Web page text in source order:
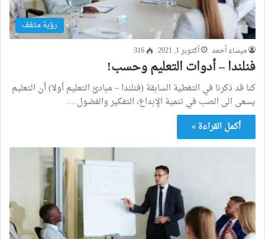
رؤية مثقف
ميساء أحمد أكتوبر 1, 2021 316
فنلندا – أدوات التعليم وحسب!
كنا قد ذكرنا في التغطية السابقة (فنلندا – مبادئ التعليم أولا) أن التعليم
يسعى الى الصب في تنمية الإبداع، التفكير والفضول.…
أكمل القراءة »